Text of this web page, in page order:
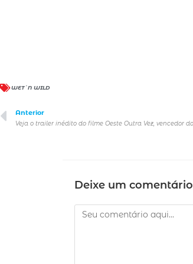
WET`N WILD
Anterior
Deixe um comentário